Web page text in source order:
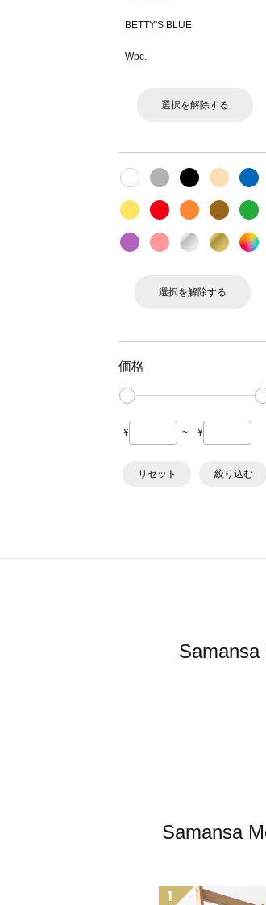
BETTY'S BLUE
Wpc.
選択を解除する
選択を解除する
価格
¥ ~ ¥
リセット 絞り込む
Samansa
1